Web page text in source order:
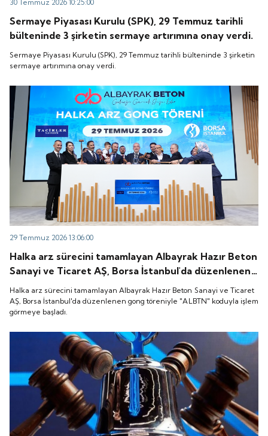
30 Temmuz 2026 10:25:00
Sermaye Piyasası Kurulu (SPK), 29 Temmuz tarihli
bülteninde 3 şirketin sermaye artırımına onay verdi.
Sermaye Piyasası Kurulu (SPK), 29 Temmuz tarihli bülteninde 3 şirketin
sermaye artırımına onay verdi.
29 Temmuz 2026 13:06:00
Halka arz sürecini tamamlayan Albayrak Hazır Beton
Sanayi ve Ticaret AŞ, Borsa İstanbul'da düzenlenen
gong töreniyle "ALBTN" koduyla işlem görmeye
başladı.
Halka arz sürecini tamamlayan Albayrak Hazır Beton Sanayi ve Ticaret
AŞ, Borsa İstanbul'da düzenlenen gong töreniyle "ALBTN" koduyla işlem
görmeye başladı.